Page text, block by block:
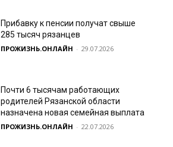
Прибавку к пенсии получат свыше
285 тысяч рязанцев
ПРОЖИЗНЬ.ОНЛАЙН - 29.07.2026
Почти 6 тысячам работающих
родителей Рязанской области
назначена новая семейная выплата
ПРОЖИЗНЬ.ОНЛАЙН - 22.07.2026